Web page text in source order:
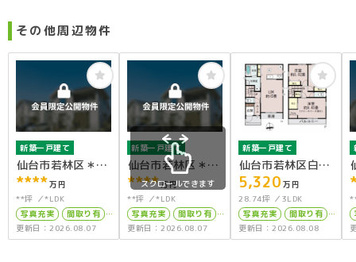
その他周辺物件
新築一戸建て
仙台市若林区＊＊
＊＊
****万円
**坪
*LDK
写真充実
間取り有
駅徒歩10分以内
更新日：2026.08.07
新築一戸建て
仙台市若林区＊＊
＊＊
****万円
**坪
*LDK
写真充実
間取り有
駅徒歩10分以内
更新日：2026.08.07
新築一戸建て
仙台市若林区白萩
町B号棟
5,320 万円
28.74坪
3LDK
写真充実
間取り有
南面バルコニー
更新日：2026.08.08
スクロールできます